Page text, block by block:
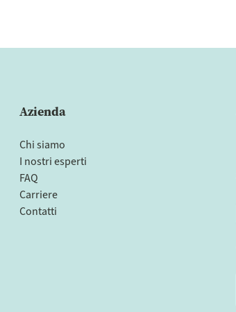
Azienda
Chi siamo
I nostri esperti
FAQ
Carriere
Contatti